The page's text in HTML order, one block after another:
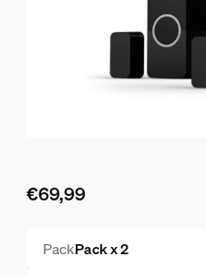
€69,99
PackPack x 2